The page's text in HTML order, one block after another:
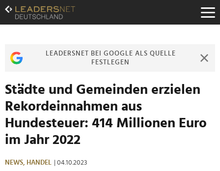
Zum
Inhalt
Zur
Zur
LEADERSNET BEI GOOGLE ALS QUELLE
FESTLEGEN
Städte und Gemeinden erzielen
Rekordeinnahmen aus
Hundesteuer: 414 Millionen Euro
im Jahr 2022
NEWS, HANDEL | 04.10.2023